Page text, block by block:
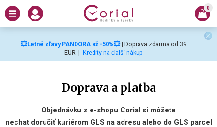
💥Letné zľavy PANDORA až -50%💥 | Doprava zdarma od 39
EUR | Kredity na ďalší nákup
0
Doprava a platba
Objednávku z e-shopu Corial si môžete
nechat doručiť kuriérom GLS na adresu alebo do GLS parcel